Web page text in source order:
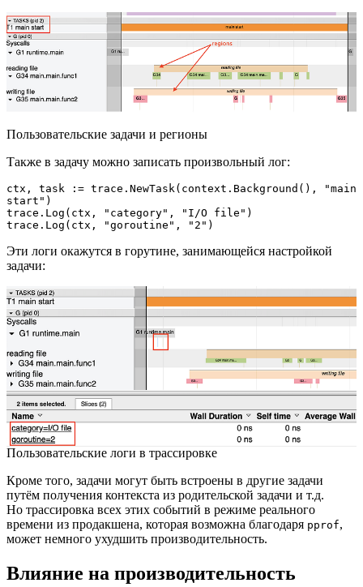
Пользовательские задачи и регионы
Также в задачу можно записать произвольный лог:
ctx, task := trace.NewTask(context.Background(), "main
start")
trace.Log(ctx, "category", "I/O file")
trace.Log(ctx, "goroutine", "2")
Эти логи окажутся в горутине, занимающейся настройкой
задачи:
Пользовательские логи в трассировке
Кроме того, задачи могут быть встроены в другие задачи
путём получения контекста из родительской задачи и т.д.
Но трассировка всех этих событий в режиме реального
времени из продакшена, которая возможна благодаря pprof,
может немного ухудшить производительность.
Влияние на производительность